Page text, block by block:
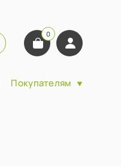
0
Покупателям